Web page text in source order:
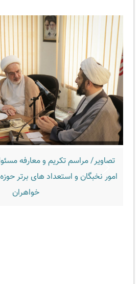
مراسم تکریم و معارفه مسئول سابق
نخبگان و استعداد های برتر حوزه های
خواهران